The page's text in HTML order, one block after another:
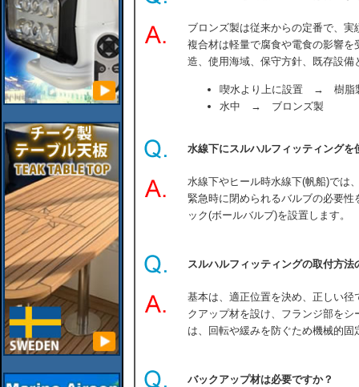
ブロンズ製は従来からの定番で、
複合材は軽量で腐食や電食の影響
造、使用海域、保守方針、既存設備
喫水より上に設置 → 樹脂
水中 → ブロンズ製
水線下にスルハルフィッティングを
水線下やヒール時水線下(帆船)では
緊急時に閉められるバルブの必要
ック(ボールバルブ)を設置します。
スルハルフィッティングの取付方法
基本は、適正位置を決め、正しい
クアップ材を設け、フランジ部を
は、回転や緩みを防ぐため機械的
バックアップ材は必要ですか？